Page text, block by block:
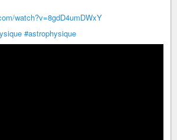
watch?v=8gdD4umDWxY
#astrophysique